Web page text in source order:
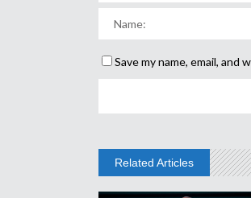
Save my name, email,
Related Articles